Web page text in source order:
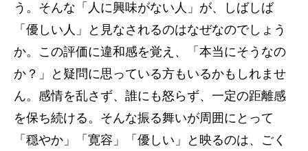
う。そんな「人に興味がない人」が、しばしば
「優しい人」と見なされるのはなぜなのでしょう
か。この評価に違和感を覚え、「本当にそうなの
か？」と疑問に思っている方もいるかもしれませ
ん。感情を乱さず、誰にも怒らず、一定の距離感
を保ち続ける。そんな振る舞いが周囲にとって
「穏やか」「寛容」「優しい」と映るのは、ごく